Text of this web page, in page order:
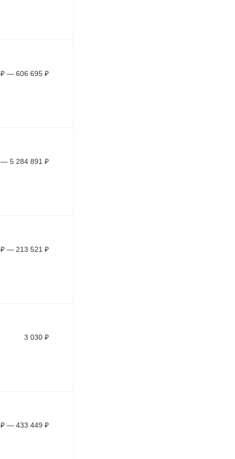
₽ — 606 695 ₽
— 5 284 891 ₽
₽ — 213 521 ₽
3 030 ₽
₽ — 433 449 ₽